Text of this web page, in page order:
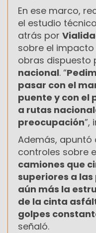
En ese marco,
el estudio
atrás por
sobre el
obras dispuesto
nacional. “
pasar con el
puente y con el
a rutas
preocupación”,
Además,
controles sobre
camiones que
superiores a
aún más la
de la cinta
golpes
señaló.